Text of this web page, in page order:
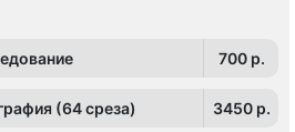
700 p.
(64 среза) 3450 p.